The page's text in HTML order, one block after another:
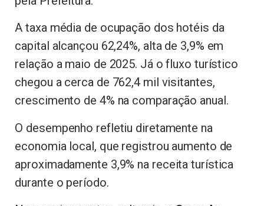
A taxa média de ocupação dos hotéis da
capital alcançou 62,24%, alta de 3,9% em
relação a maio de 2025. Já o fluxo turístico
chegou a cerca de 762,4 mil visitantes,
crescimento de 4% na comparação anual.
O desempenho refletiu diretamente na
economia local, que registrou aumento de
aproximadamente 3,9% na receita turística
durante o período.